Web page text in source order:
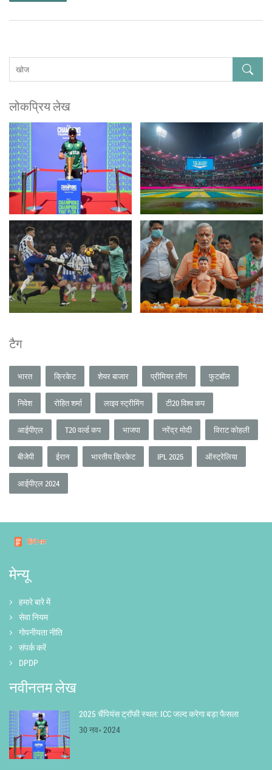
लोकप्रिय लेख
टैग
भारत क्रिकेट शेयर बाजार प्रीमियर लीग फुटबॉल
निवेश रोहित शर्मा लाइव स्ट्रीमिंग टी20 विश्व कप
आईपीएल T20 वर्ल्ड कप भाजपा नरेंद्र मोदी विराट कोहली
बीजेपी ईरान भारतीय क्रिकेट IPL 2025 ऑस्ट्रेलिया
आईपीएल 2024
मेन्यू
हमारे बारे में
सेवा नियम
गोपनीयता नीति
संपर्क करें
DPDP
नवीनतम लेख
2025 चैंपियंस ट्रॉफी स्थल: ICC जल्द करेगा बड़ा फैसला
30 नव॰ 2024